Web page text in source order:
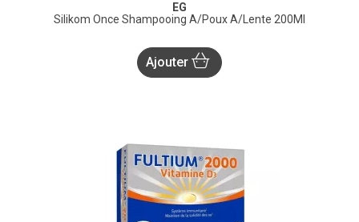
EG
Silikom Once Shampooing A/Poux A/Lente 200Ml
Ajouter